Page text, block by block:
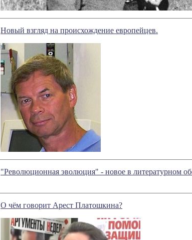
Новый взгляд на происхождение европейцев.
"Революционная эволюция" - новое в литературном
О чём говорит Арест Платошкина?